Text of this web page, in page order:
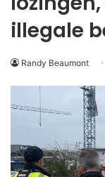
illegale
Randy Beaumont